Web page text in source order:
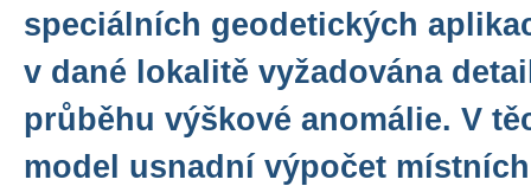
speciálních geodetických
v dané lokalitě vyžadována
průběhu výškové anomálie. V
model usnadní výpočet